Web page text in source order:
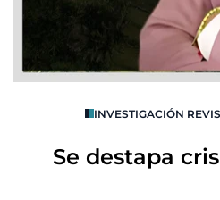
INVESTIGACIÓN
Se destapa